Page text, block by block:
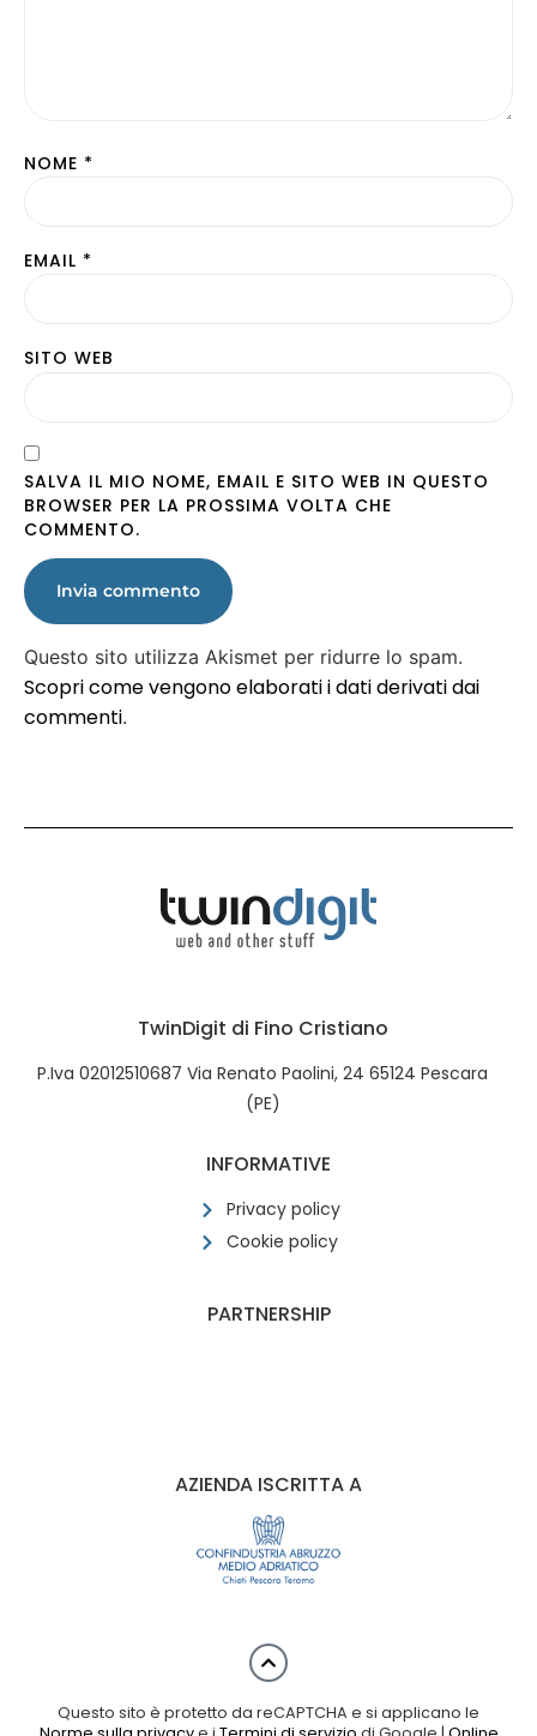
NOME *
EMAIL *
SITO WEB
SALVA IL MIO NOME, EMAIL E SITO WEB IN QUESTO
BROWSER PER LA PROSSIMA VOLTA CHE
COMMENTO.
Questo sito utilizza Akismet per ridurre lo spam.
Scopri come vengono elaborati i dati derivati dai
commenti.
TwinDigit di Fino Cristiano
P.Iva 02012510687 Via Renato Paolini, 24 65124 Pescara
(PE)
INFORMATIVE
Privacy policy
Cookie policy
PARTNERSHIP
AZIENDA ISCRITTA A
Questo sito è protetto da reCAPTCHA e si applicano le